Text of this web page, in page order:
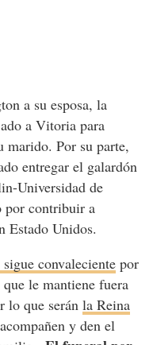
a su esposa, la
a Vitoria para
marido. Por su parte,
entregar el galardón
Universidad de
por contribuir a
Estado Unidos.
convalecientepor
que le mantiene fuera
lo que serán la Reina
y den el